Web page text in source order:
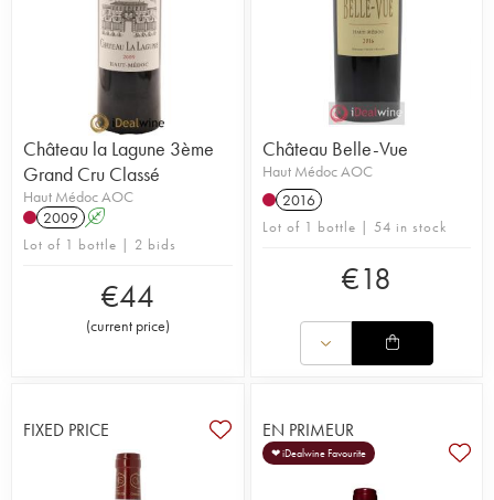
Château la Lagune 3ème
Grand Cru Classé
Haut Médoc AOC
2009 A
Lot of 1 bottle | 2 bids
€44
(current price)
Château Belle-Vue
Haut Médoc AOC
2016
Lot of 1 bottle | 54 in stock
€18
FIXED PRICE EN PRIMEUR
❤ iDealwine Favourite